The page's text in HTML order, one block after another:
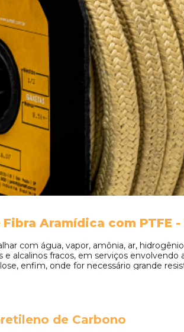
Aramídica com PTFE -
com água, vapor, amônia, ar,
e alcalinos fracos, em serviços envolvendo
enfim, onde for necessário grande
saiba mais
de Carbono